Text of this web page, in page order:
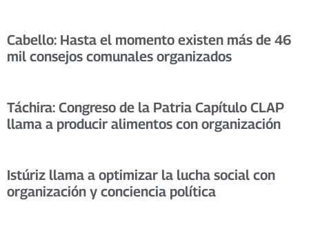
Cabello: Hasta el momento existen más de 46
mil consejos comunales organizados
Táchira: Congreso de la Patria Capítulo CLAP
llama a producir alimentos con organización
Istúriz llama a optimizar la lucha social con
organización y conciencia política